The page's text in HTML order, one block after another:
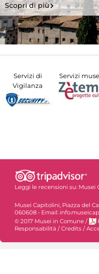
Scopri di più
Servizi di
Vigilanza
Servizi
Leggi le recensioni su: Musei
Musei Capitolini, Piazza del
060608 - Email:
© 2017 Musei in Comune /
Responsabilità / Credits /